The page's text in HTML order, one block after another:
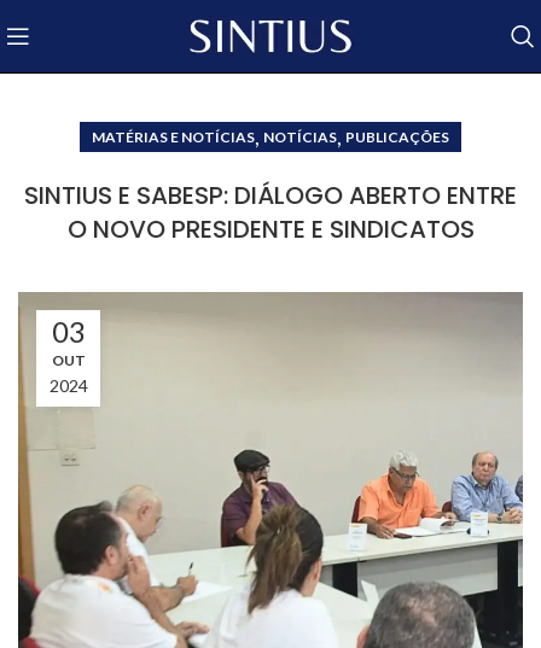
MATÉRIAS E NOTÍCIAS, NOTÍCIAS, PUBLICAÇÕES
SINTIUS E SABESP: DIÁLOGO ABERTO ENTRE
O NOVO PRESIDENTE E SINDICATOS
03
OUT
2024